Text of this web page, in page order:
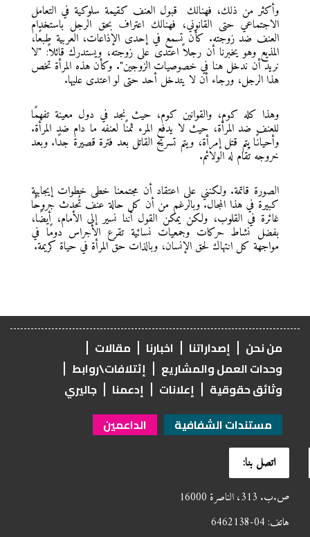
وأكثر من ذلك، فهنالك قبول العنف كقيمة سلوكية في التعامل
الاجتماعي حتى القانوني، فهنالك اعتراف بحق الرجل باستخدام
العنف ضد زوجته. كأن تسمع في إحدى الإذاعات، العربية طبعًا،
المذيع وهو يخبرنا أن رجلاً اعتدى على زوجته، ويستدرك قائلاً: "لا
نريد أن ندخل هنا في خصوصيات الزوجين". وكأن هذه المرأة تخص
هذا الرجل، ورجاء أن لا يتدخل أحد حتى لو اعتدى عليها.
وهذا كله كوم، والقوانين كوم، حيث نجد في دول معينة تفهمًا
للعنف ضد المرأة، حيث لا يدفع المرء ثمنًا لعنفه ما دام ضد المرأة.
وأحيانًا يتم قتل إمرأة، ويتم تسريح القاتل بعد فترة قصيرة جدًا. وبعد
خروجه تُقام له الولائم.
الصورة قاتمة. ولكنني على اعتقاد أن مجتمعنا خطى خطوات إيجابية
كبيرة في هذا المجال. وبالرغم من أن كل حالة عنف تُحدث جروحًا
غائرة في القلوب، ولكن يمكن القول أننا نسير إلى الأمام، أيضًا،
بفضل نشاط حركات وجمعيات نسائية تقرع الأجراس دومًا في
مواجهة كل انتهاك لحق الإنسان، وبالذات حق المرأة في حياة كريمة.
اتصل بنا:
ص.ب. 313، الناصرة 16000
هاتف: 04-6462138
من نحن إصداراتنا اخبارنا
مقالات
وحدات العمل والمشاريع
إئتلافات\روابط
وثائق حقوقية
إعلانات إدعمنا
جاليري
مستندات الشفافية
الداعمين